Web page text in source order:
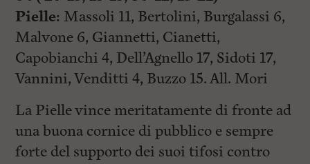
Pielle: Massoli 11, Bertolini, Burgalassi 6,
Malvone 6, Giannetti, Cianetti,
Capobianchi 4, Dell’Agnello 17, Sidoti 17,
Vannini, Venditti 4, Buzzo 15. All. Mori
La Pielle vince meritatamente di fronte ad
una buona cornice di pubblico e sempre
forte del supporto dei suoi tifosi contro